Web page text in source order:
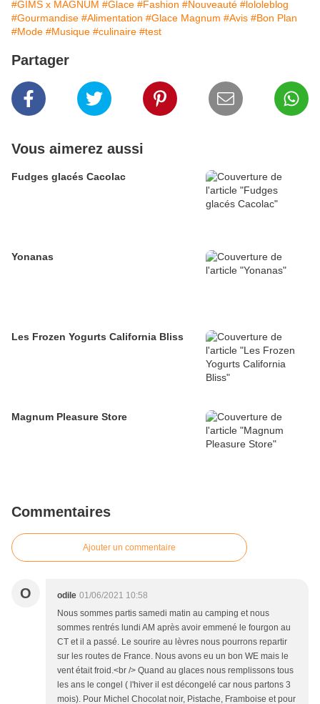
#GIMS x MAGNUM #Glace #Fashion #Nouveauté #lololeblog
#Gourmandise #Alimentation #Glace Magnum #Avis #Bon Plan
#Mode #Musique #culinaire #test
Partager
Vous aimerez aussi
Fudges glacés Cacolac
Yonanas
Les Frozen Yogurts California Bliss
Magnum Pleasure Store
Commentaires
Ajouter un commentaire
O odile 01/06/2021 10:58
Nous sommes partis samedi matin au camping et nous
sommes rentrés lundi AM après avoir emmené le fourgon au
CT et il a passé. Le sourire au lèvres nous pourrons repartir
sur les routes de France. Nous avons eu un bon WE mais le
vent était froid.<br /> Quand au glaces nous remplissons tous
les ans le congel ( l'hiver il est décongelé car nous partons 3
mois). Pour Michel Chocolat noir, Pistache, Framboise et pour